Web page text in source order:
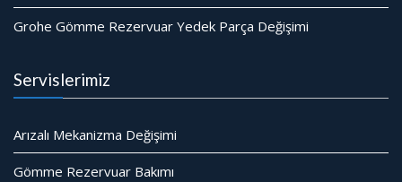
Grohe Gömme Rezervuar Yedek Parça Değişimi
Servislerimiz
Arızalı Mekanizma Değişimi
Gömme Rezervuar Bakımı